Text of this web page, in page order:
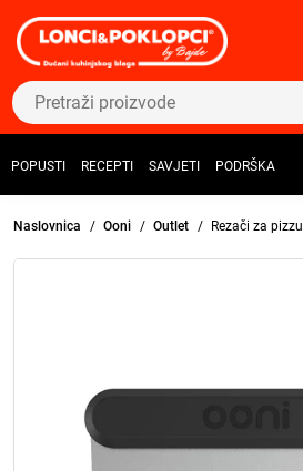
POPUSTI RECEPTI SAVJETI PODRŠKA
Naslovnica Ooni Outlet Rezači za pizzu